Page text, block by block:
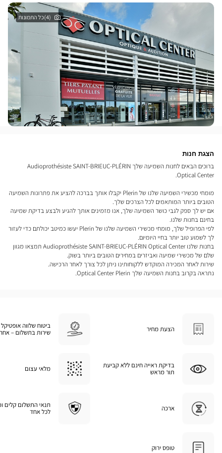
(4)כל התמונות
הצגת חנות
ברוכים הבאים לחנות השמיעה שלך Audioprothésiste SAINT-BRIEUC-PLÉRIN
Optical Center.
מומחי מכשירי השמיעה שלנו של Plerin יקבלו אותך בברכה להציע את פתרונות השמיעה
הטובים ביותר המותאמים לכל הצרכים שלך.
אם יש לך ספק לגבי כושר השמיעה שלך, אנו מזמינים אותך להגיע ולבצע בדיקת שמיעה
בחינם בחנות שלנו.
לפי הפרופיל שלך, מומחי מכשירי השמיעה שלנו של Plerin יעשו כמיטב יכולתם כדי לעזור
לך לשמוע טוב יותר בחיי היומיום.
בחנות שלנו Audioprothésiste SAINT-BRIEUC-PLÉRIN Optical Center תמצאו מגוון
שלם של מכשירי שמיעה ואביזרים במחירים הטובים ביותר בשוק.
שירות לאחר המכירה המוקדש ללקוחותינו ניתן לכל צורך לאחר הרכישה.
נתראה בקרוב בחנות השמיעה שלך Optical Center Plerin.
הצעת מחיר
ביטוח שלווה
שירות בתשלום –
בדיקת ראייה חינם ללא קביעת
תור מראש
מלאי עצום
ארכה
תנאי התשלום קלים
לכל אחד
טופס ירוק